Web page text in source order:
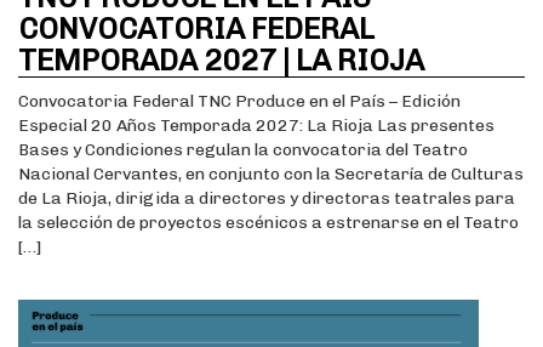
CONVOCATORIA FEDERAL
TEMPORADA 2027 | LA RIOJA
Convocatoria Federal TNC Produce en el País – Edición
Especial 20 Años Temporada 2027: La Rioja Las presentes
Bases y Condiciones regulan la convocatoria del Teatro
Nacional Cervantes, en conjunto con la Secretaría de Culturas
de La Rioja, dirigida a directores y directoras teatrales para
la selección de proyectos escénicos a estrenarse en el Teatro
[…]